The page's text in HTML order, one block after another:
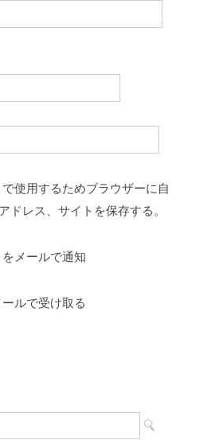
使用するためブラウザーに自
ドレス、サイトを保存する。
メールで通知
ルで受け取る